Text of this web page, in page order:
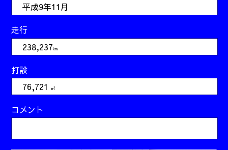
平成9年11月
走行
238,237km
打設
76,721
㎥
コメント